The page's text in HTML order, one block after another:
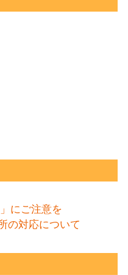
にご注意を
の対応について